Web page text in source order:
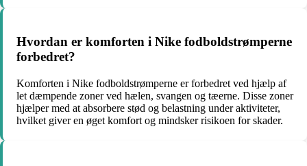
Hvordan er komforten i Nike fodboldstrømperne
forbedret?
Komforten i Nike fodboldstrømperne er forbedret ved hjælp af
let dæmpende zoner ved hælen, svangen og tæerne. Disse zoner
hjælper med at absorbere stød og belastning under aktiviteter,
hvilket giver en øget komfort og mindsker risikoen for skader.